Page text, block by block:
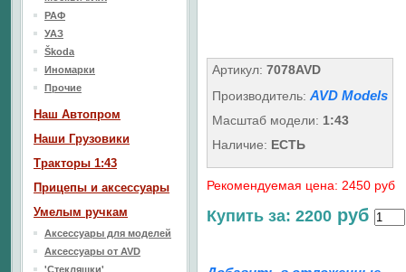
Артикул: 7078AVD
Производитель: AVD Models
Масштаб модели: 1:43
Наличие: ЕСТЬ
Рекомендуемая цена: 2450 руб
Купить за: 2200 руб
РАФ
УАЗ
Škoda
Иномарки
Прочие
Наш Aвтопром
Наши Грузовики
Тракторы 1:43
Прицепы и аксессуары
Умелым ручкам
Аксессуары для моделей
Аксессуары от AVD
'Стекляшки'